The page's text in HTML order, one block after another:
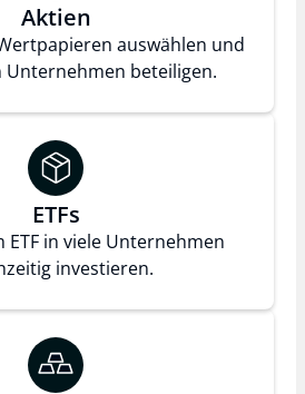
Aktien
auswählen und
Unternehmen beteiligen.
ETFs
ETF in viele Unternehmen
investieren.